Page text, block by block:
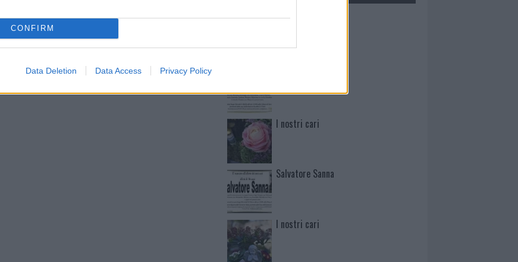
CONFIRM
Data Deletion Data Access Privacy Policy
Caterina Ciboddo
I nostri cari
Salvatore Sanna
I nostri cari